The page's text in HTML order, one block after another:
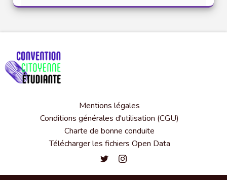
Mentions légales
Conditions générales d'utilisation (CGU)
Charte de bonne conduite
Télécharger les fichiers Open Data
Convention citoyenne étudiante
Convention citoyenne